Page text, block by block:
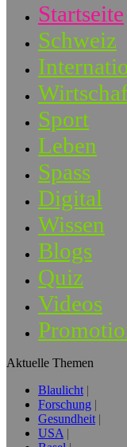
Startseite
Schweiz
Sport
Leben
Spass
Digital
Wissen
Blogs
Quiz
Videos
Aktuelle Themen
Blaulicht
Forschung
Gesundheit
USA